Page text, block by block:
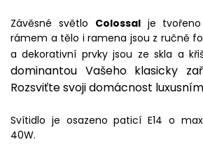
Závěsné světlo Colossalje tvořeno
rámem a tělo i ramena jsou z ručně
a dekorativní prvky jsou ze skla a
dominantou Vašeho klasicky
Rozsviťte svoji domácnost
Svítidlo je osazeno paticí E14 o
40W.